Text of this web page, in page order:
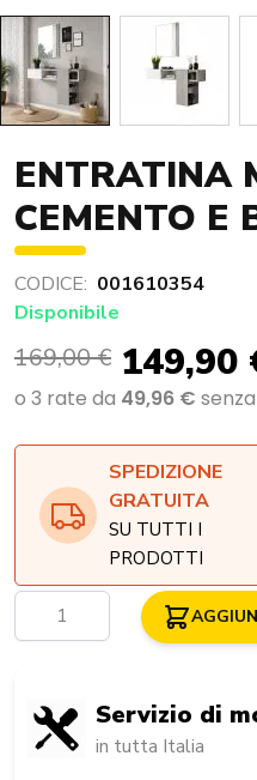
ENTRATINA
CEMENTO E
CODICE: 001610354
Disponibile
169,00 € 149,90
SPEDIZIONE
GRATUITA
SU TUTTI I
PRODOTTI
Quantità
Servizio di
in tutta Italia